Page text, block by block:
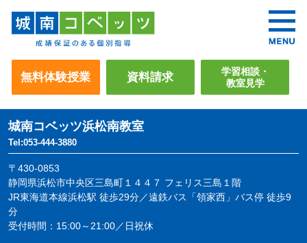
無料体験授業 資料請求
学習相談・
教室見学
城南コベッツ浜松南教室
Tel:053-444-3880
〒430-0853
静岡県浜松市中央区三島町１４４７ フェリス三島１階
JR東海道本線浜松駅 徒歩29分／遠鉄バス「領家西」バス停 徒歩9
分
受付時間：15:00～21:00／日祝休